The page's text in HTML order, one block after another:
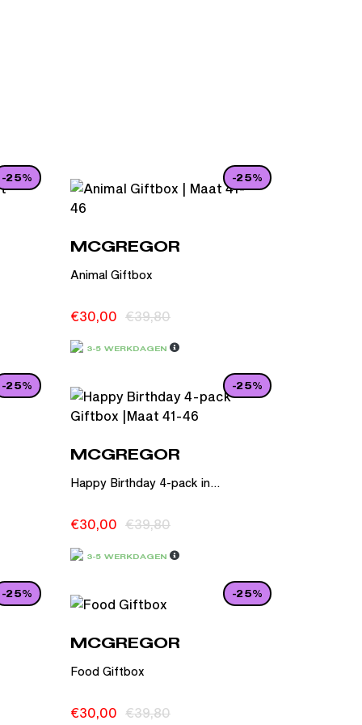
-25% -25%
MCGREGOR
Animal Giftbox
€30,00 €39,80
3-5 WERKDAGEN
-25% -25%
MCGREGOR
Happy Birthday 4-pack in...
€30,00 €39,80
3-5 WERKDAGEN
-25% -25%
MCGREGOR
Food Giftbox
€30,00 €39,80